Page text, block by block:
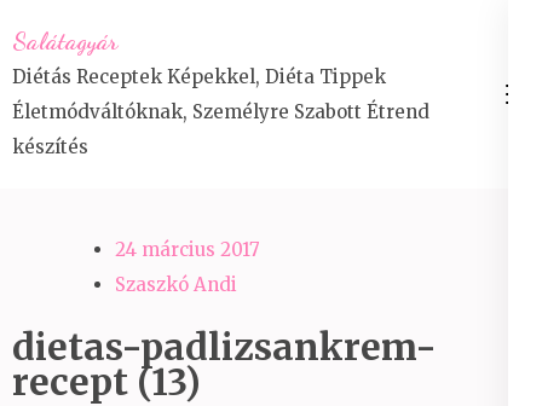
to
content
(Press
Enter)
Salátagyár
Diétás Receptek Képekkel, Diéta Tippek
Életmódváltóknak, Személyre Szabott Étrend
készítés
24 március 2017
Szaszkó Andi
dietas-padlizsankrem-
recept (13)